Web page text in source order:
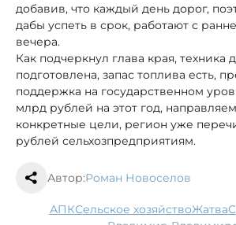
добавив, что каждый день дорог,
дабы успеть в срок, работают с
вечера.
Как подчеркнул глава края, техника
подготовлена, запас топлива есть,
поддержка на государственном
млрд рублей на этот год,
конкретные цели, регион уже
рублей сельхозпредприятиям.
Автор:Роман Новоселов
АПК сельское хозяйство жатва